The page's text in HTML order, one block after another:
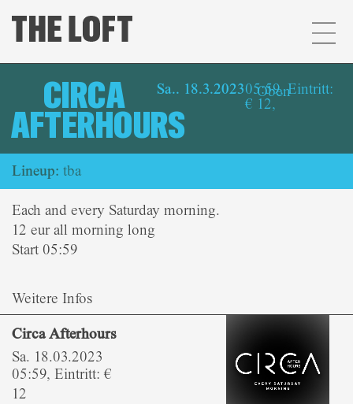
CIRCA
AFTERHOURS
Sa.. 18.3.202305:59, Eintritt:
€ 12,
Oben
Lineup: tba
Each and every Saturday morning.
12 eur all morning long
Start 05:59
Weitere Infos
Circa Afterhours
Sa. 18.03.2023
05:59, Eintritt: €
12